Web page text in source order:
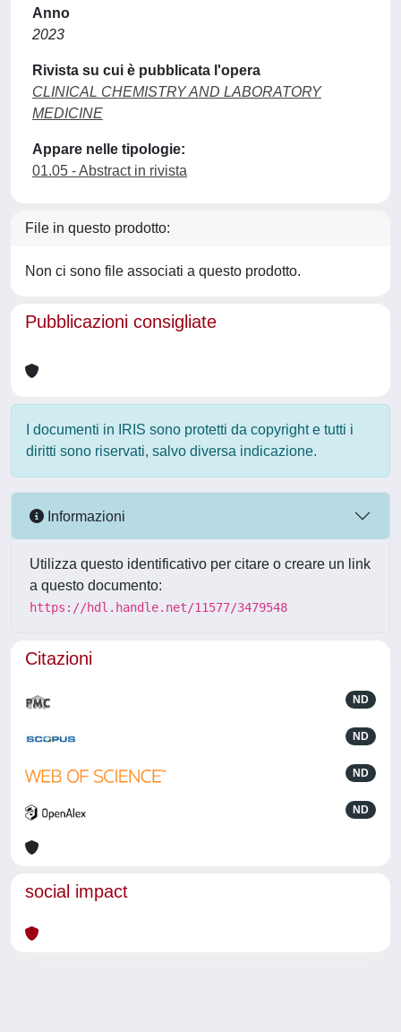
Anno
2023
Rivista su cui è pubblicata l'opera
CLINICAL CHEMISTRY AND LABORATORY
MEDICINE
Appare nelle tipologie:
01.05 - Abstract in rivista
File in questo prodotto:
Non ci sono file associati a questo prodotto.
Pubblicazioni consigliate
I documenti in IRIS sono protetti da copyright e tutti i
diritti sono riservati, salvo diversa indicazione.
Informazioni
Utilizza questo identificativo per citare o creare un link
a questo documento:
https://hdl.handle.net/11577/3479548
Citazioni
ND
ND
ND
ND
social impact